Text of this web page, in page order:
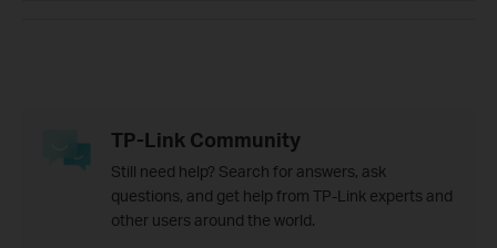
TP-Link Community
Still need help? Search for answers, ask
questions, and get help from TP-Link experts and
other users around the world.